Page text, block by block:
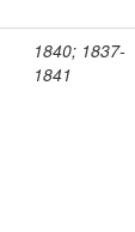
1840; 1837-
1841